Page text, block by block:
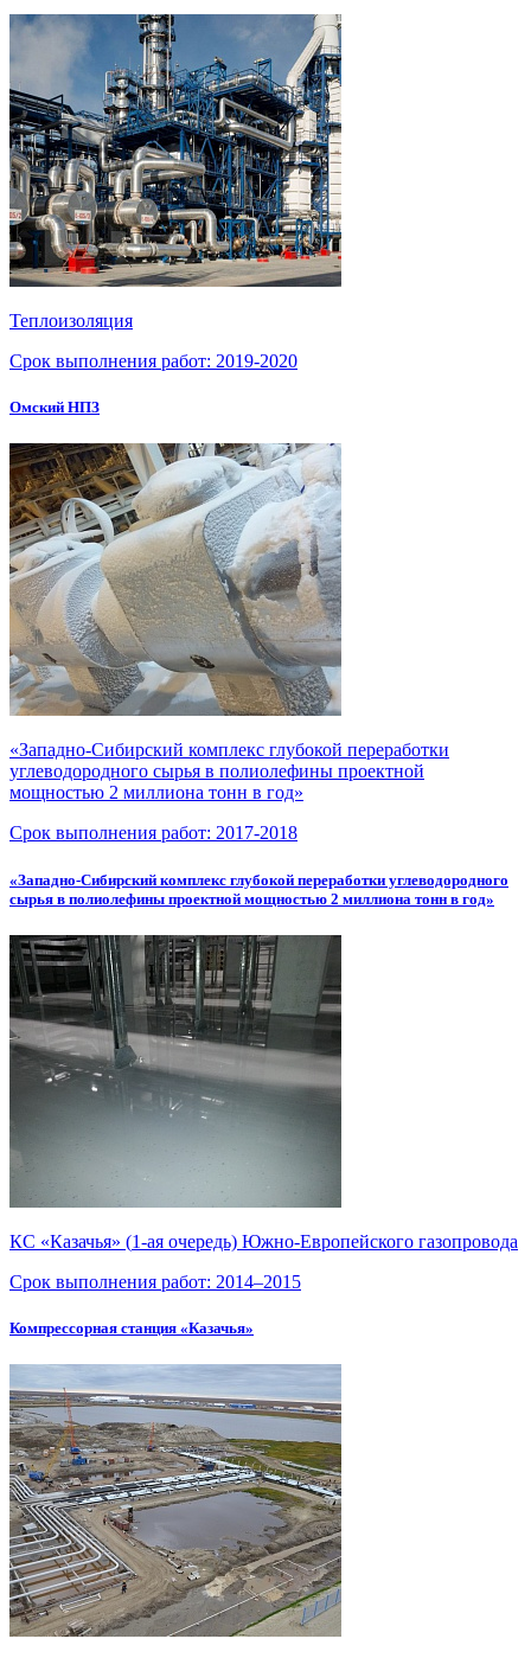
Теплоизоляция
Срок выполнения работ: 2019-2020
Омский НПЗ
«Западно-Сибирский комплекс глубокой переработки
углеводородного сырья в полиолефины проектной
мощностью 2 миллиона тонн в год»
Срок выполнения работ: 2017-2018
«Западно-Сибирский комплекс глубокой переработки углеводородного
сырья в полиолефины проектной мощностью 2 миллиона тонн в год»
КС «Казачья» (1-ая очередь) Южно-Европейского газопровода
Срок выполнения работ: 2014–2015
Компрессорная станция «Казачья»